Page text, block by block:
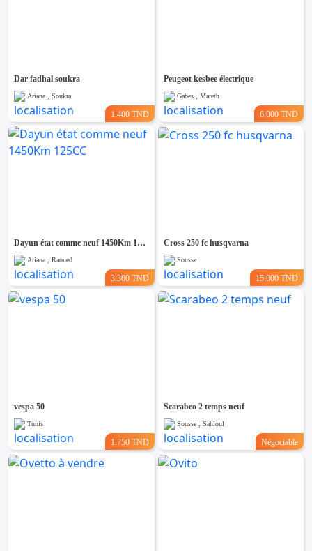
Dar fadhal soukra
Ariana , Soukra
1.400 TND
Peugeot kesbee électrique
Gabes , Mareth
6.000 TND
Dayun état comme neuf 1450Km 125CC
Ariana , Raoued
3.300 TND
Cross 250 fc husqvarna
Sousse
15.000 TND
vespa 50
Tunis
1.750 TND
Scarabeo 2 temps neuf
Sousse , Sahloul
Négociable